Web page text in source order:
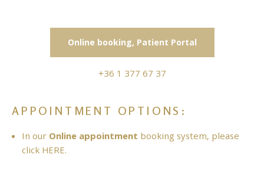
Online booking, Patient Portal
+36 1 377 67 37
APPOINTMENT OPTIONS:
In our Online appointment booking system, please
click HERE.